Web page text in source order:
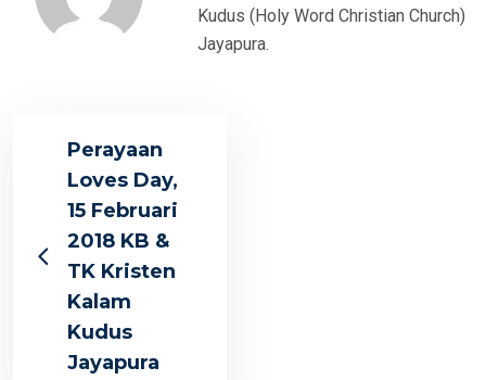
Kudus (Holy Word Christian Church)
Jayapura.
Perayaan
Loves Day,
15 Februari
2018 KB &
TK Kristen
Kalam
Kudus
Jayapura